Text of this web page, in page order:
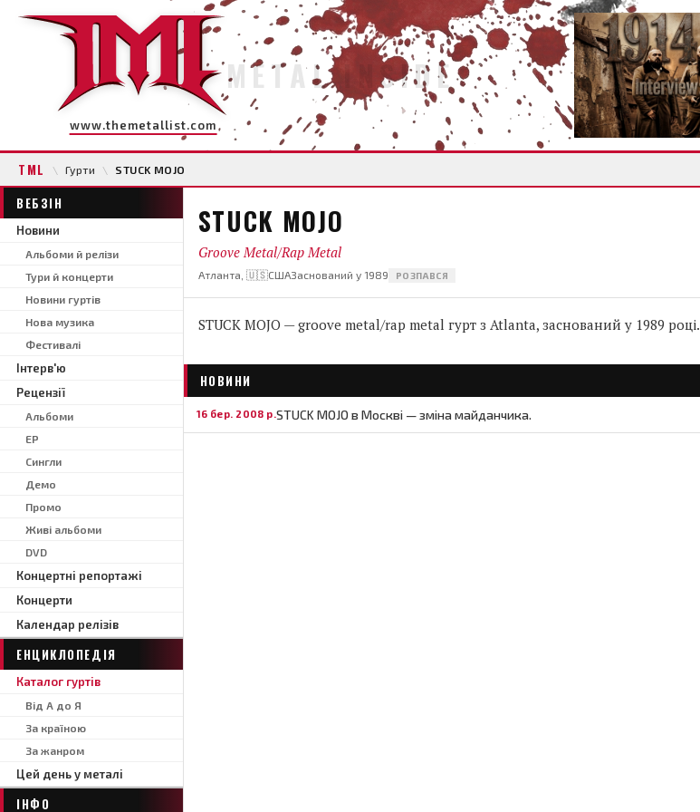
www.themetallist.com
METAL INSIDE
TML \ Гурти \ STUCK MOJO
ВЕБЗІН
Новини
Альбоми й релізи
Тури й концерти
Новини гуртів
Нова музика
Фестивалі
Інтерв'ю
Рецензії
Альбоми
EP
Сингли
Демо
Промо
Живі альбоми
DVD
Концертні репортажі
Концерти
Календар релізів
ЕНЦИКЛОПЕДІЯ
Каталог гуртів
Від А до Я
За країною
За жанром
Цей день у металі
ІНФО
STUCK MOJO
Groove Metal/Rap Metal
Атланта, 🇺🇸СШАЗаснований у 1989 РОЗПАВСЯ
STUCK MOJO — groove metal/rap metal гурт з Atlanta, заснований у 1989 році.
НОВИНИ
16 бер. 2008 р.STUCK MOJO в Москві — зміна майданчика.